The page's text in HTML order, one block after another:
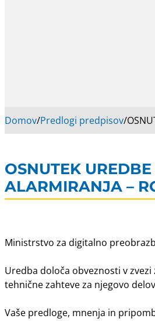
Domov/Predlogi predpisov/
OSNUTEK
ALARMIRANJA –
Ministrstvo za digitalno
Uredba določa obveznosti v
tehnične zahteve za njegovo
Vaše predloge, mnenja in